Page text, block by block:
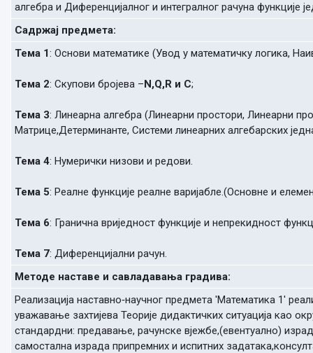
алгебра и Диференцијалног и интегралног рачуна функције
Садржај предмета:
Тема 1: Основи математике (Увод у математичку логика,
Тема 2: Скупови бројева –N,Q,R и C;
Тема 3: Линеарна алгебра (Линеарни простори, Линеарни
Матрице,Детерминанте, Системи линеарних алгебарских
Тема 4: Нумерички низови и редови.
Тема 5: Реалне функције реалне варијабле.(Основне и
Тема 6: Гранична вриједност функције и непрекидност
Тема 7: Диференцијални рачун.
Методе наставе и савладавања градива:
Реализација наставно‐научног предмета 'Математика 1'
уважавање захтијева Теорије дидактичких ситуација као
стандардни: предавање, рачунске вјежбе,(евентуално)
самостална израда припремних и испитних